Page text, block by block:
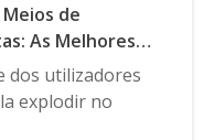
de
As Melhores
de
as Suas
dos utilizadores
explodir no